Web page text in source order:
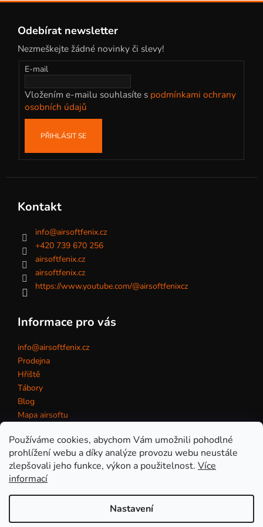
Používáme cookies, abychom Vám umožnili pohodlné
prohlížení webu a díky analýze provozu webu neustále
zlepšovali jeho funkce, výkon a použitelnost. Více
informací
Nastavení
Odebírat newsletter
Nezmeškejte žádné novinky či slevy!
E-mail
Vložením e-mailu souhlasíte s podmínkami ochrany
osobních údajů
PŘIHLÁSIT SE
Kontakt
info@airsoftfenix.cz
+420 739 670 256
airsoftfenix.cz
airsoftfenix.cz
https://www.youtube.com/@airsoftfenixcz
Informace pro vás
info@airsoftfenix.cz
Prodejna
Hřiště
Tábory
Blog
Mapa airsoftu